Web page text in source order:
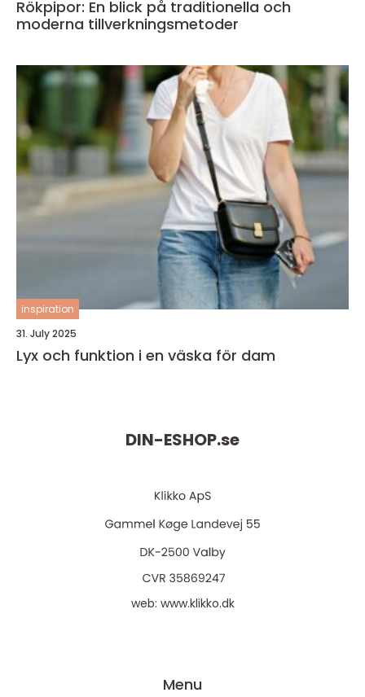
Rökpipor: En blick på traditionella och
moderna tillverkningsmetoder
inspiration
31. July 2025
Lyx och funktion i en väska för dam
DIN-ESHOP.se
web: www.klikko.dk
Menu